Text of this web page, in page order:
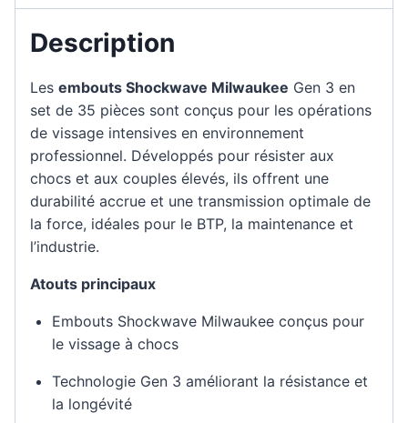
Description
Les embouts Shockwave Milwaukee Gen 3 en
set de 35 pièces sont conçus pour les opérations
de vissage intensives en environnement
professionnel. Développés pour résister aux
chocs et aux couples élevés, ils offrent une
durabilité accrue et une transmission optimale de
la force, idéales pour le BTP, la maintenance et
l’industrie.
Atouts principaux
Embouts Shockwave Milwaukee conçus pour
le vissage à chocs
Technologie Gen 3 améliorant la résistance et
la longévité